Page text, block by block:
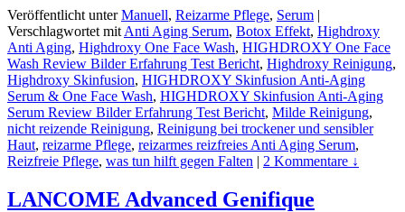
Veröffentlicht unter Manuell, Reizarme Pflege, Serum |
Verschlagwortet mit Anti Aging Serum, Botox Effekt, Highdroxy
Anti Aging, Highdroxy One Face Wash, HIGHDROXY One Face
Wash Review Bilder Erfahrung Test Bericht, Highdroxy Reinigung,
Highdroxy Skinfusion, HIGHDROXY Skinfusion Anti-Aging
Serum & One Face Wash, HIGHDROXY Skinfusion Anti-Aging
Serum Review Bilder Erfahrung Test Bericht, Milde Reinigung,
nicht reizende Reinigung, Reinigung bei trockener und sensibler
Haut, reizarme Pflege, reizarmes reizfreies Anti Aging Serum,
Reizfreie Pflege, was tun hilft gegen Falten | 2 Kommentare ↓
LANCOME Advanced Genifique